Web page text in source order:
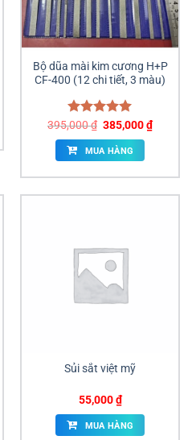
Bộ dũa mài kim cương H+P
CF-400 (12 chi tiết, 3 màu)
Được xếp
hạng5.00
5 sao
395,000₫ Giá
là:
395,000 ₫.
385,000₫Giá
hiện
MUA HÀNG
Sủi sắt việt mỹ
55,000₫
MUA HÀNG